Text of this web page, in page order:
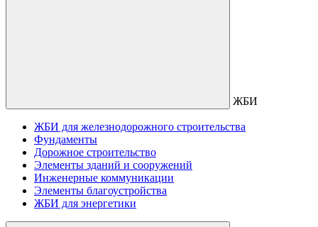
ЖБИ
ЖБИ для железнодорожного строительства
Фундаменты
Дорожное строительство
Элементы зданий и сооружений
Инженерные коммуникации
Элементы благоустройства
ЖБИ для энергетики